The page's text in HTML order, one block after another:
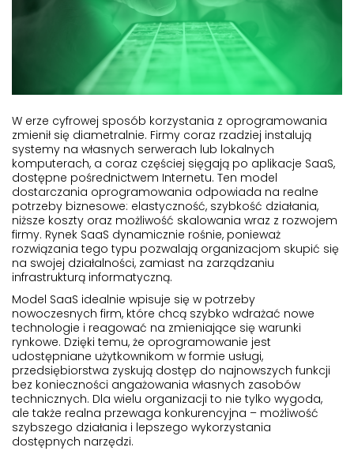
W erze cyfrowej sposób korzystania z oprogramowania
zmienił się diametralnie. Firmy coraz rzadziej instalują
systemy na własnych serwerach lub lokalnych
komputerach, a coraz częściej sięgają po aplikacje SaaS,
dostępne pośrednictwem Internetu. Ten model
dostarczania oprogramowania odpowiada na realne
potrzeby biznesowe: elastyczność, szybkość działania,
niższe koszty oraz możliwość skalowania wraz z rozwojem
firmy. Rynek SaaS dynamicznie rośnie, ponieważ
rozwiązania tego typu pozwalają organizacjom skupić się
na swojej działalności, zamiast na zarządzaniu
infrastrukturą informatyczną.
Model SaaS idealnie wpisuje się w potrzeby
nowoczesnych firm, które chcą szybko wdrażać nowe
technologie i reagować na zmieniające się warunki
rynkowe. Dzięki temu, że oprogramowanie jest
udostępniane użytkownikom w formie usługi,
przedsiębiorstwa zyskują dostęp do najnowszych funkcji
bez konieczności angażowania własnych zasobów
technicznych. Dla wielu organizacji to nie tylko wygoda,
ale także realna przewaga konkurencyjna – możliwość
szybszego działania i lepszego wykorzystania
dostępnych narzędzi.